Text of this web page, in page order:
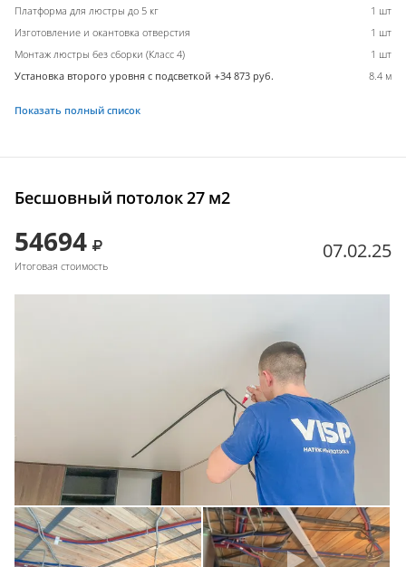
Платформа для люстры до 5 кг
1 шт
Изготовление и окантовка отверстия
1 шт
Монтаж люстры без сборки (Класс 4)
1 шт
Установка второго уровня с подсветкой +34 873 руб.
8.4 м
Показать полный список
Бесшовный потолок 27 м2
54694
Итоговая стоимость
07.02.25